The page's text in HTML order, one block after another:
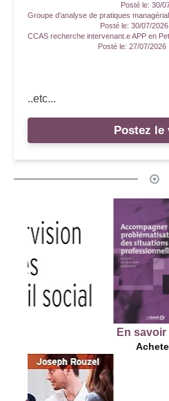
Posté le: 30/
Groupe d'analyse de pratiques
Posté le: 30/07/2026
CCAS recherche intervenant.e APP en
Posté le: 27/07/2026
..etc...
Postez le
En savoir plus
En